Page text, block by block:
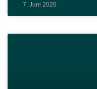
7. Juni 2026